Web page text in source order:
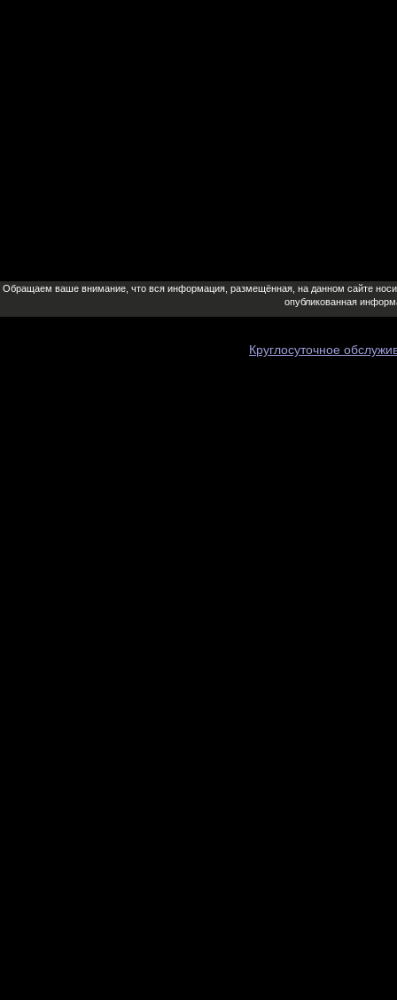
Обращаем ваше внимание, что вся информация, размещённая, на данном сайте
опубликованная
Круглосуточное